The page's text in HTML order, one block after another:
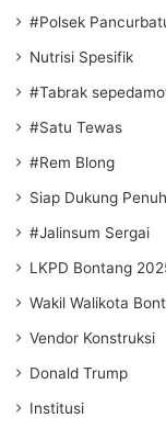
#Polsek
Nutrisi Spesifik
#Tabrak
#Satu Tewas
#Rem Blong
Siap Dukung
#Jalinsum Sergai
LKPD Bontang
Wakil Walikota
Vendor Konstruksi
Donald Trump
Institusi